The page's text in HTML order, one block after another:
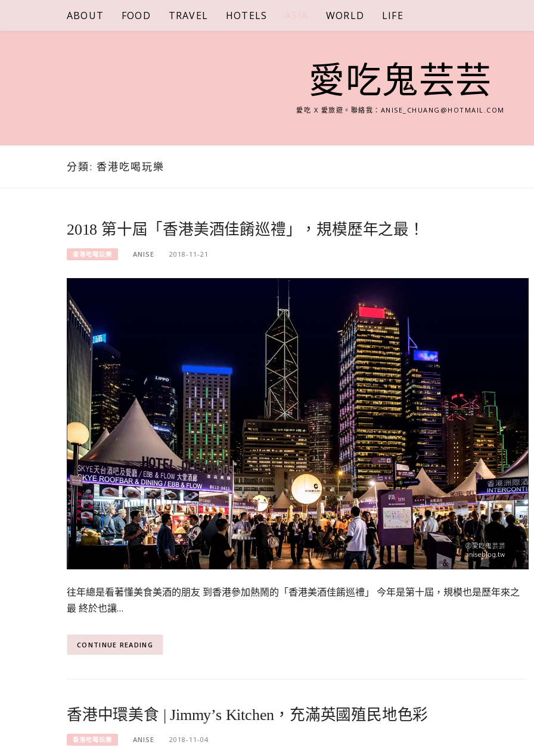
content
ABOUT FOOD TRAVEL HOTELS WORLD LIFE
愛吃鬼芸芸
愛吃 X 愛旅遊。聯絡我： ANISE_CHUANG@HOTMAIL.COM
分類: 香港吃喝玩樂
2018 第十屆「香港美酒佳餚巡禮」，規模歷年之最！
香港吃喝玩樂 ANISE 2018-11-21
往年總是看著懂美食美酒的朋友 到香港參加熱鬧的「香港美酒佳餚巡禮」 今年是第十屆，規模也是歷年來之
最 終於也讓…
CONTINUE READING
香港中環美食 | Jimmy’s Kitchen，充滿英國殖民地色彩
香港吃喝玩樂 ANISE 2018-11-04